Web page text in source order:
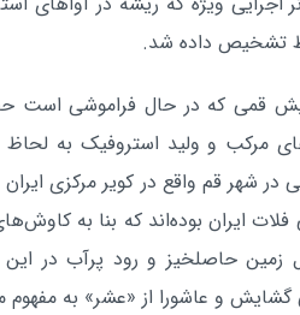
تشخیص داده شد.
قمی که در حال فراموشی است
مرکب و ولید استروفیک به
شهر قم واقع در کویر مرکزی
فلات ایران بوده‌اند که بنا به
زمین حاصلخیز و رود پرآب در
گشایش و عاشورا از «عشر» به